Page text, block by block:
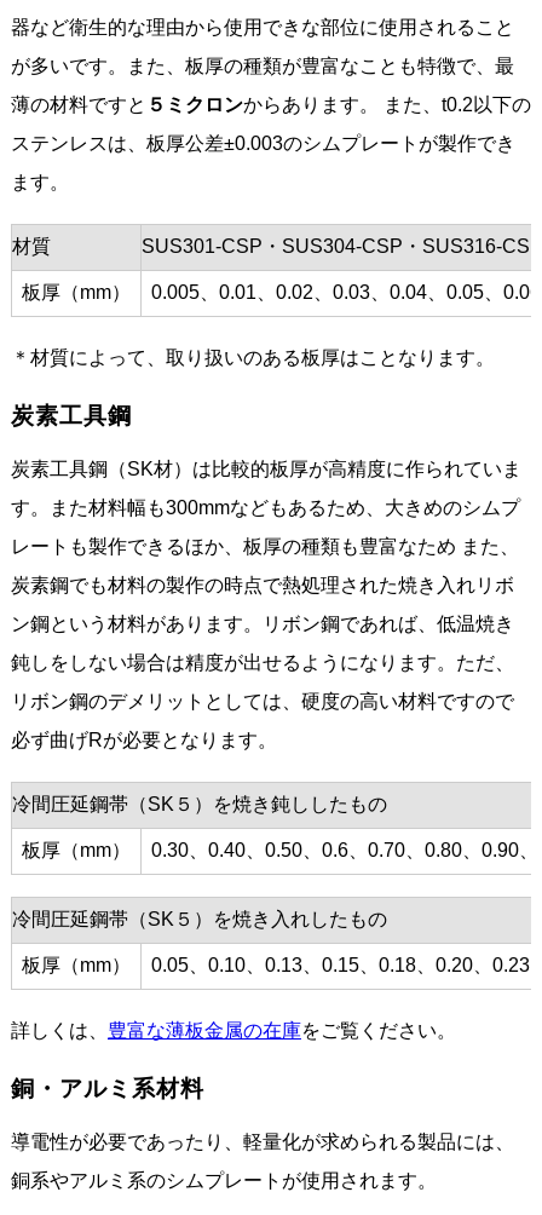
器など衛生的な理由から使用できな部位に使用されること
が多いです。また、板厚の種類が豊富なことも特徴で、最
薄の材料ですと ５ミクロンからあります。 また、t0.2以下の
ステンレスは、板厚公差±0.003のシムプレートが製作でき
ます。
材質 SUS301-CSP・SUS304-CSP・SUS316-
板厚（mm） 0.005、0.01、0.02、0.03、0.04、0.05、
＊材質によって、取り扱いのある板厚はことなります。
炭素工具鋼
炭素工具鋼（SK材）は比較的板厚が高精度に作られていま
す。また材料幅も300mmなどもあるため、大きめのシムプ
レートも製作できるほか、板厚の種類も豊富なため また、
炭素鋼でも材料の製作の時点で熱処理された焼き入れリボ
ン鋼という材料があります。リボン鋼であれば、低温焼き
鈍しをしない場合は精度が出せるようになります。ただ、
リボン鋼のデメリットとしては、硬度の高い材料ですので
必ず曲げRが必要となります。
冷間圧延鋼帯（SK５）を焼き鈍ししたもの
板厚（mm） 0.30、0.40、0.50、0.6、0.70、0.80、0.90
冷間圧延鋼帯（SK５）を焼き入れしたもの
板厚（mm） 0.05、0.10、0.13、0.15、0.18、0.20、
詳しくは、 豊富な薄板金属の在庫をご覧ください。
銅・アルミ系材料
導電性が必要であったり、軽量化が求められる製品には、
銅系やアルミ系のシムプレートが使用されます。